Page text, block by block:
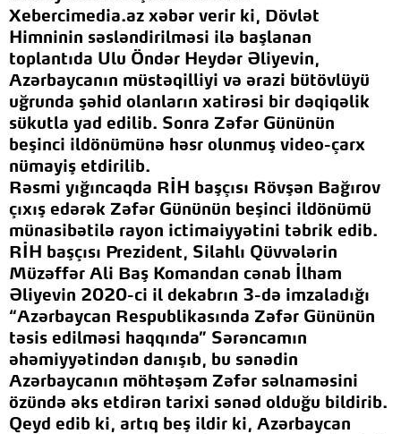
Xebercimedia.az xəbər verir ki, Dövlət
Himninin səsləndirilməsi ilə başlanan
toplantıda Ulu Öndər Heydər Əliyevin,
Azərbaycanın müstəqilliyi və ərazi bütövlüyü
uğrunda şəhid olanların xatirəsi bir dəqiqəlik
sükutla yad edilib. Sonra Zəfər Gününün
beşinci ildönümünə həsr olunmuş video-çarx
nümayiş etdirilib.
Rəsmi yığıncaqda RİH başçısı Rövşən Bağırov
çıxış edərək Zəfər Gününün beşinci ildönümü
münasibətilə rayon ictimaiyyətini təbrik edib.
RİH başçısı Prezident, Silahlı Qüvvələrin
Müzəffər Ali Baş Komandan cənab İlham
Əliyevin 2020-ci il dekabrın 3-də imzaladığı
“Azərbaycan Respublikasında Zəfər Gününün
təsis edilməsi haqqında” Sərəncamın
əhəmiyyətindən danışıb, bu sənədin
Azərbaycanın möhtəşəm Zəfər səlnaməsini
özündə əks etdirən tarixi sənəd olduğu bildirib.
Qeyd edib ki, artıq beş ildir ki, Azərbaycan